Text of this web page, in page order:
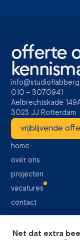
offerte
010 - 3070941
Aelbrechtskade
3023 JJ Rotterdam
vrijblijvende
home
over ons
projecten
vacatures
contact
Net dat extra